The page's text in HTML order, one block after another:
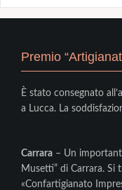
Premio
È stato consegnato
a Lucca. La
Carrara – Un
Musetti” di Carrara. Si
«Confartigianato